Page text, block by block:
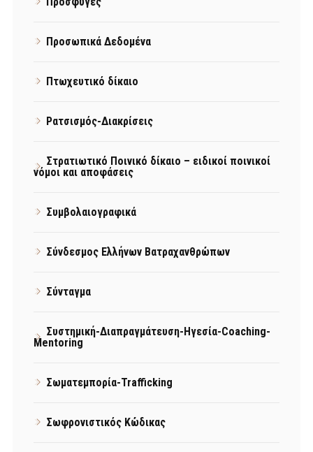
Προσωπικά Δεδομένα
Πτωχευτικό δίκαιο
Ρατσισμός-Διακρίσεις
Στρατιωτικό Ποινικό δίκαιο – ειδικοί ποινικοί
νόμοι και αποφάσεις
Συμβολαιογραφικά
Σύνδεσμος Ελλήνων Βατραχανθρώπων
Σύνταγμα
Συστημική-Διαπραγμάτευση-Ηγεσία-Coaching-
Mentoring
Σωματεμπορία-Trafficking
Σωφρονιστικός Κώδικας